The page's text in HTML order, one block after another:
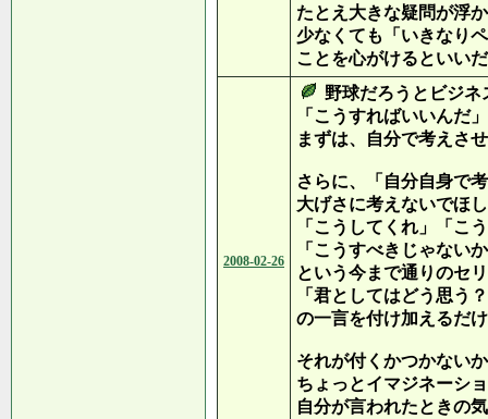
たとえ大きな疑問が浮
少なくても「いきなり
ことを心がける
2008-02-26
野球だろうとビジ
「こうすればいいんだ
まずは、自分で考えさ
さらに、「自分自身で
大げさに考えないでほ
「こうしてくれ」「こ
「こうすべきじゃない
という今まで通りのセ
「君としてはどう思う
の一言を付け加えるだ
それが付くかつかない
ちょっとイマジネーシ
自分が言われたときの